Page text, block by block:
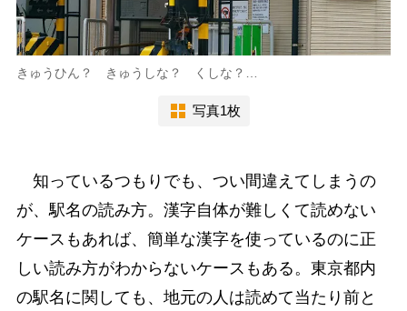
きゅうひん？ きゅうしな？ くしな？…
写真1枚
知っているつもりでも、つい間違えてしまうの
が、駅名の読み方。漢字自体が難しくて読めない
ケースもあれば、簡単な漢字を使っているのに正
しい読み方がわからないケースもある。東京都内
の駅名に関しても、地元の人は読めて当たり前と